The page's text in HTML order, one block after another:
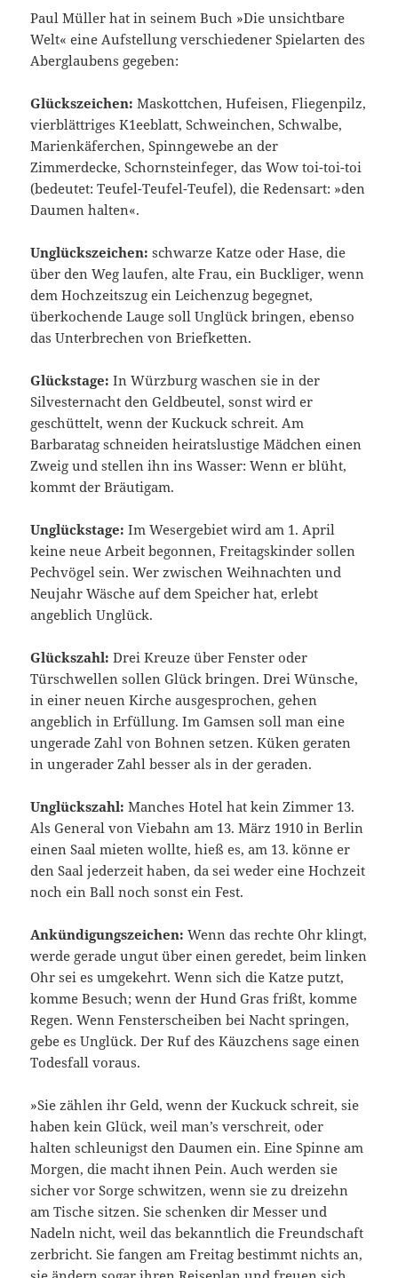
Paul Müller hat in seinem Buch »Die unsichtbare
Welt« eine Aufstellung verschiedener Spielarten des
Aberglaubens gegeben:
Glückszeichen: Maskottchen, Hufeisen, Fliegenpilz,
vierblättriges K1eeblatt, Schweinchen, Schwalbe,
Marienkäferchen, Spinngewebe an der
Zimmerdecke, Schornsteinfeger, das Wow toi-toi-toi
(bedeutet: Teufel-Teufel-Teufel), die Redensart: »den
Daumen halten«.
Unglückszeichen: schwarze Katze oder Hase, die
über den Weg laufen, alte Frau, ein Buckliger, wenn
dem Hochzeitszug ein Leichenzug begegnet,
überkochende Lauge soll Unglück bringen, ebenso
das Unterbrechen von Briefketten.
Glückstage: In Würzburg waschen sie in der
Silvesternacht den Geldbeutel, sonst wird er
geschüttelt, wenn der Kuckuck schreit. Am
Barbaratag schneiden heiratslustige Mädchen einen
Zweig und stellen ihn ins Wasser: Wenn er blüht,
kommt der Bräutigam.
Unglückstage: Im Wesergebiet wird am 1. April
keine neue Arbeit begonnen, Freitagskinder sollen
Pechvögel sein. Wer zwischen Weihnachten und
Neujahr Wäsche auf dem Speicher hat, erlebt
angeblich Unglück.
Glückszahl: Drei Kreuze über Fenster oder
Türschwellen sollen Glück bringen. Drei Wünsche,
in einer neuen Kirche ausgesprochen, gehen
angeblich in Erfüllung. Im Gamsen soll man eine
ungerade Zahl von Bohnen setzen. Küken geraten
in ungerader Zahl besser als in der geraden.
Unglückszahl: Manches Hotel hat kein Zimmer 13.
Als General von Viebahn am 13. März 1910 in Berlin
einen Saal mieten wollte, hieß es, am 13. könne er
den Saal jederzeit haben, da sei weder eine Hochzeit
noch ein Ball noch sonst ein Fest.
Ankündigungszeichen: Wenn das rechte Ohr klingt,
werde gerade ungut über einen geredet, beim linken
Ohr sei es umgekehrt. Wenn sich die Katze putzt,
komme Besuch; wenn der Hund Gras frißt, komme
Regen. Wenn Fensterscheiben bei Nacht springen,
gebe es Unglück. Der Ruf des Käuzchens sage einen
Todesfall voraus.
»Sie zählen ihr Geld, wenn der Kuckuck schreit, sie
haben kein Glück, weil man’s verschreit, oder
halten schleunigst den Daumen ein. Eine Spinne am
Morgen, die macht ihnen Pein. Auch werden sie
sicher vor Sorge schwitzen, wenn sie zu dreizehn
am Tische sitzen. Sie schenken dir Messer und
Nadeln nicht, weil das bekanntlich die Freundschaft
zerbricht. Sie fangen am Freitag bestimmt nichts an,